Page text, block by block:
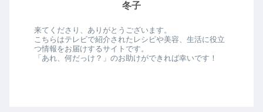
冬子
来てくださり、ありがとうございます。
こちらはテレビで紹介されたレシピや美容、生活に役立
つ情報をお届けするサイトです。
「あれ、何だっけ？」のお助けができれば幸いです！